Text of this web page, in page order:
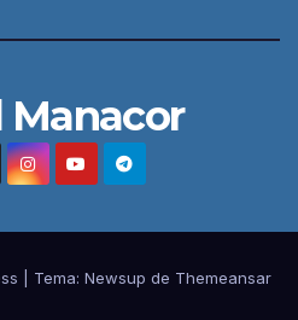
Tema: Newsup de Themeansar